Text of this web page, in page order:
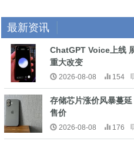
最新资讯
ChatGPT Voice上线
重大改变
2026-08-08 154
存储芯片涨价风暴蔓
售价
2026-08-08 176